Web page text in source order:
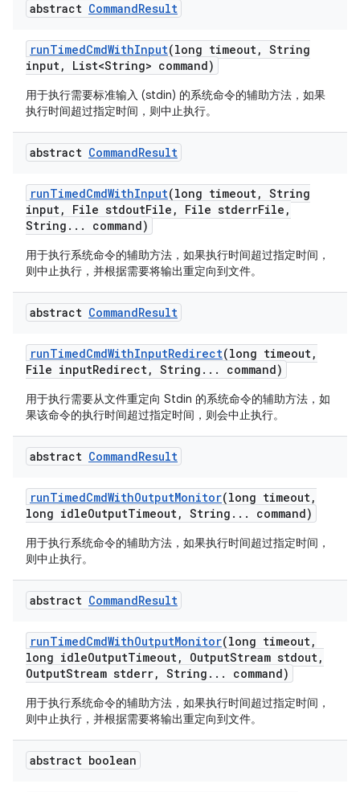
abstract CommandResult
runTimedCmdWithInput(long timeout, String
input, List<String> command)
用于执行需要标准输入 (stdin) 的系统命令的辅助方法，如果
执行时间超过指定时间，则中止执行。
abstract CommandResult
runTimedCmdWithInput(long timeout, String
input, File stdoutFile , File stderrFile ,
String . . . command)
用于执行系统命令的辅助方法，如果执行时间超过指定时间，
则中止执行，并根据需要将输出重定向到文件。
abstract CommandResult
runTimedCmdWithInputRedirect(long timeout,
File inputRedirect, String . . . command)
用于执行需要从文件重定向 Stdin 的系统命令的辅助方法，如
果该命令的执行时间超过指定时间，则会中止执行。
abstract CommandResult
runTimedCmdWithOutputMonitor(long timeout,
long idleOutputTimeout, String . . . command)
用于执行系统命令的辅助方法，如果执行时间超过指定时间，
则中止执行。
abstract CommandResult
runTimedCmdWithOutputMonitor(long timeout,
long idleOutputTimeout, OutputStream stdout,
OutputStream stderr, String . . . command)
用于执行系统命令的辅助方法，如果执行时间超过指定时间，
则中止执行，并根据需要将输出重定向到文件。
abstract boolean